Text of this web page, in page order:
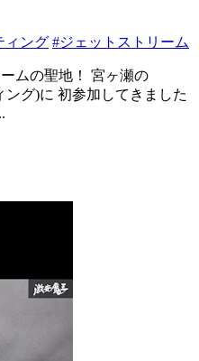
ィング #ジェットストリーム
ムの聖地！ 宮ヶ瀬の
グ)に 初参加してきました